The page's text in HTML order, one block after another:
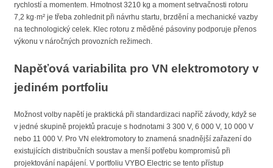
rychlostí a momentem. Hmotnost 3210 kg a moment setrvačnosti rotoru
7,2 kg·m² je třeba zohlednit při návrhu startu, brzdění a mechanické vazby
na technologický celek. Klec rotoru z měděné pásoviny podporuje přenos
výkonu v náročných provozních režimech.
Napěťová variabilita pro VN elektromotory v
jediném portfoliu
Možnost volby napětí je praktická při standardizaci napříč závody, když se
v jedné skupině projektů pracuje s hodnotami 3 300 V, 6 000 V, 10 000 V
nebo 11 000 V. Pro VN elektromotory to znamená snadnější zařazení do
existujících distribučních soustav a menší potřebu kompromisů při
projektování napájení. V portfoliu VYBO Electric se tento přístup